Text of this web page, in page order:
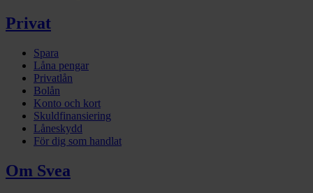
Privat
Spara
Låna pengar
Privatlån
Bolån
Konto och kort
Skuldfinansiering
Låneskydd
För dig som handlat
Om Svea